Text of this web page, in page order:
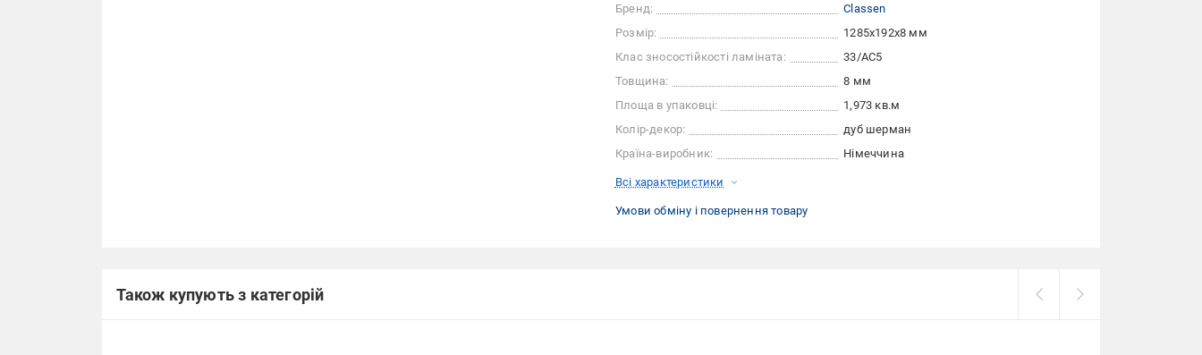
Бренд:
Classen
Розмір:
1285x192x8 мм
Клас зносостійкості ламіната:
33/АС5
Товщина:
8 мм
Площа в упаковці:
1,973 кв.м
Колір-декор:
дуб шерман
Країна-виробник:
Німеччина
Всі характеристики
Умови обміну і повернення товару
Також купують з категорій